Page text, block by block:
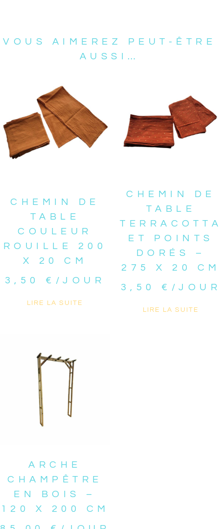
VOUS AIMEREZ PEUT-ÊTRE
AUSSI…
CHEMIN DE
TABLE
COULEUR
ROUILLE 200
X 20 CM
3,50 € /JOUR
LIRE LA SUITE
CHEMIN DE
TABLE
ET POINTS
DORÉS –
275 X 20
3,50 € /
LIRE LA SUITE
ARCHE
CHAMPÊTRE
EN BOIS –
120 X 200 CM